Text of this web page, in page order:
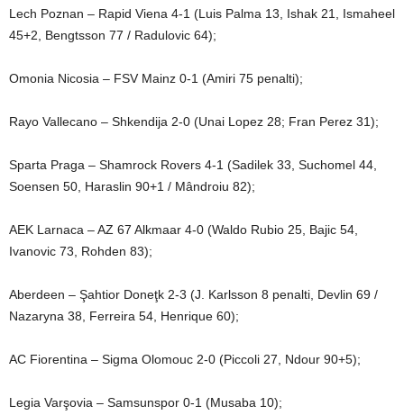
Lech Poznan – Rapid Viena 4-1 (Luis Palma 13, Ishak 21, Ismaheel
45+2, Bengtsson 77 / Radulovic 64);
Omonia Nicosia – FSV Mainz 0-1 (Amiri 75 penalti);
Rayo Vallecano – Shkendija 2-0 (Unai Lopez 28; Fran Perez 31);
Sparta Praga – Shamrock Rovers 4-1 (Sadilek 33, Suchomel 44,
Soensen 50, Haraslin 90+1 / Mândroiu 82);
AEK Larnaca – AZ 67 Alkmaar 4-0 (Waldo Rubio 25, Bajic 54,
Ivanovic 73, Rohden 83);
Aberdeen – Şahtior Doneţk 2-3 (J. Karlsson 8 penalti, Devlin 69 /
Nazaryna 38, Ferreira 54, Henrique 60);
AC Fiorentina – Sigma Olomouc 2-0 (Piccoli 27, Ndour 90+5);
Legia Varşovia – Samsunspor 0-1 (Musaba 10);